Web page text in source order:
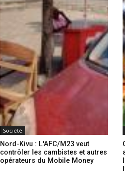
Société
Nord-Kivu : L'AFC/M23 veut
contrôler les cambistes et autres
opérateurs du Mobile Money